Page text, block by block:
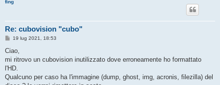
fing
Re: cubovision "cubo"
M
s
a
g
i
19 lug 2021, 18:53
Ciao,
mi ritrovo un cubovision inutilizzato dove erroneamente ho formattato
l'HD.
Qualcuno per caso ha l'immagine (dump, ghost, img, acronis, filezilla) del